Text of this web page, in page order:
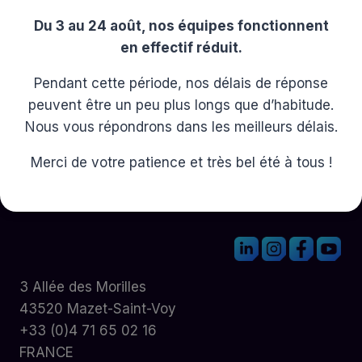
3 Allée des Morilles
43520 Mazet-Saint-Voy
+33 (0)4 71 65 02 16
FRANCE
Du 3 au 24 août, nos équipes fonctionnent
en effectif réduit.
Pendant cette période, nos délais de réponse
peuvent être un peu plus longs que d’habitude.
Nous vous répondrons dans les meilleurs délais.
Merci de votre patience et très bel été à tous !